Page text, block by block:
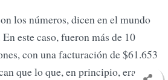
los números, dicen en el mundo
este caso, fueron más de 10
con una facturación de $61.653
que lo que, en principio, era una